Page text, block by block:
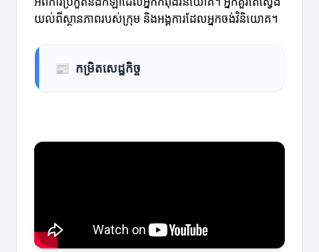
យល់ពីស្ថានភាពរបស់ក្រុម និងអង្គការដែលអ្នកចង់វិនិយោគ។
📰 កម្រិតសេដ្ឋកិច្ច